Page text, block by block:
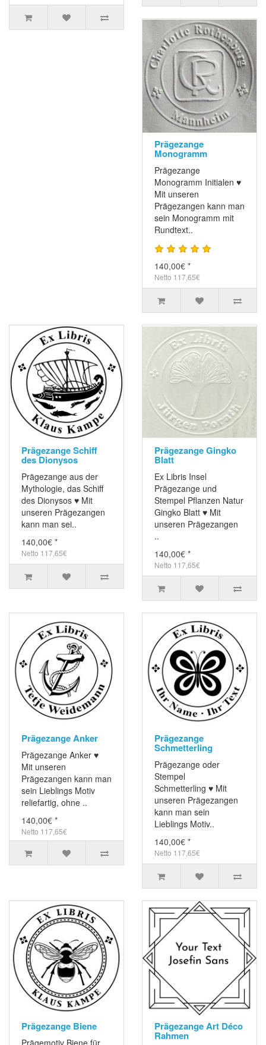
Prägezange
Monogramm
Prägezange
Monogramm Initialen ♥
Mit unseren
Prägezangen kann man
sein Monogramm mit
Rundtext..
140,00€ *
Netto 117,65€
Prägezange Schiff
des Dionysos
Prägezange aus der
Mythologie, das Schiff
des Dionysos ♥ Mit
unseren Prägezangen
kann man sei..
140,00€ *
Netto 117,65€
Prägezange Gingko
Blatt
Ex Libris Insel
Prägezange und
Stempel Pflanzen Natur
Gingko Blatt ♥ Mit
unseren Prägezangen
..
140,00€ *
Netto 117,65€
Prägezange Anker
Prägezange Anker ♥
Mit unseren
Prägezangen kann man
sein Lieblings Motiv
reliefartig, ohne ..
140,00€ *
Netto 117,65€
Prägezange
Schmetterling
Prägezange oder
Stempel
Schmetterling ♥ Mit
unseren Prägezangen
kann man sein
Lieblings Motiv..
140,00€ *
Netto 117,65€
Prägezange Biene
Prägemotiv Biene für
Prägezange Art Déco
Rahmen